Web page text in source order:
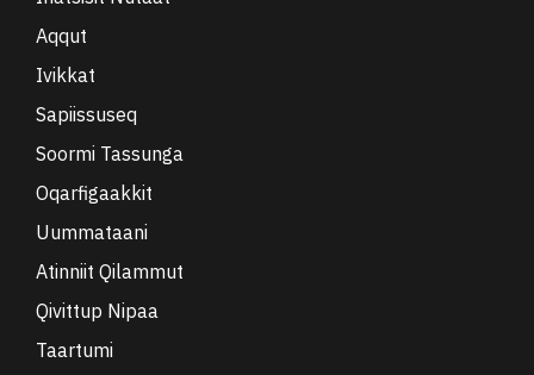
Aqqut
Ivikkat
Sapiissuseq
Soormi Tassunga
Oqarfigaakkit
Uummataani
Atinniit Qilammut
Qivittup Nipaa
Taartumi